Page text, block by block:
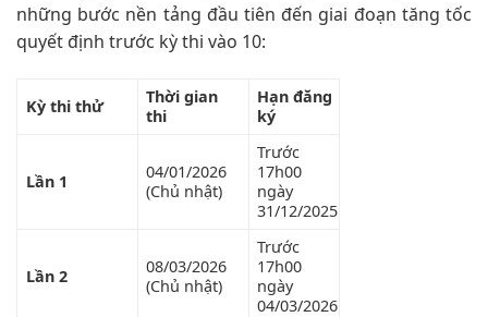
những bước nền tảng đầu tiên đến giai đoạn tăng tốc
quyết định trước kỳ thi vào 10:
Kỳ thi thử
Thời gian
thi
Hạn đăng
ký
Lần 1
04/01/2026
(Chủ nhật)
Trước
17h00
ngày
31/12/2025
Lần 2
08/03/2026
(Chủ nhật)
Trước
17h00
ngày
04/03/2026